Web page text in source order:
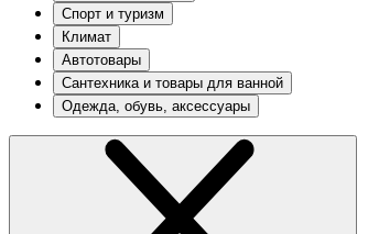
Спорт и туризм
Климат
Автотовары
Сантехника и товары для ванной
Одежда, обувь, аксессуары